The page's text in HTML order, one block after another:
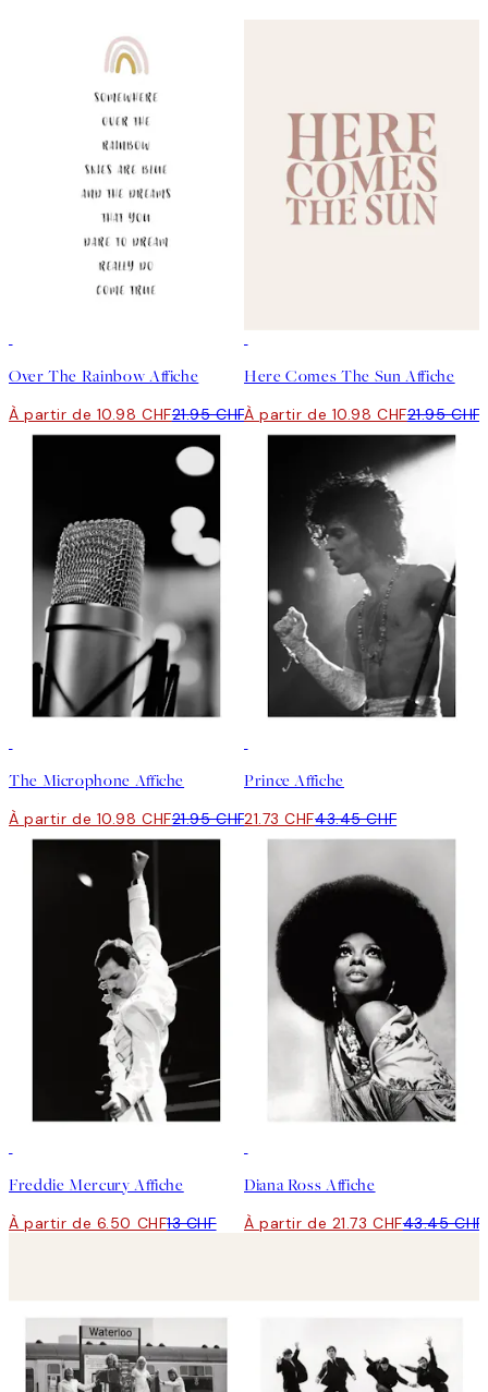
Over The Rainbow Affiche
À partir de 10.98 CHF21.95 CHF
Here Comes The Sun Affiche
À partir de 10.98 CHF21.95 CHF
The Microphone Affiche
À partir de 10.98 CHF21.95 CHF
Prince Affiche
21.73 CHF43.45 CHF
Freddie Mercury Affiche
À partir de 6.50 CHF13 CHF
Diana Ross Affiche
À partir de 21.73 CHF43.45 CHF